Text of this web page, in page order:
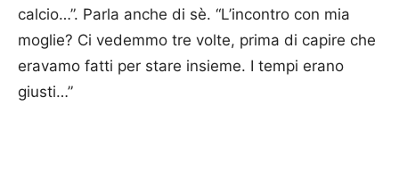
calcio…”. Parla anche di sè. “L’incontro con mia
moglie? Ci vedemmo tre volte, prima di capire che
eravamo fatti per stare insieme. I tempi erano
giusti…”